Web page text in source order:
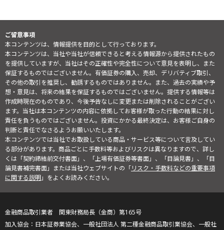
ご留意事項
本コンテンツは、情報提供を目的として行っております。
本コンテンツは、当社や当社が信頼できると考える情報源から提供されたもの
を提供していますが、当社はその正確性や完全性について意見を表明し、また
保証するものではございません。有価証券の購入、売却、デリバティブ取引、
その他の取引を推奨し、勧誘するものではありません。また、過去の実績や予
想・意見は、将来の結果を保証するものではございません。提供する情報等は
作成時現在のものであり、今後予告なしに変更または削除されることがござい
ます。当社は本コンテンツの内容に依拠してお客様が取った行動の結果に対し
責任を負うものではございません。投資にかかる最終決定は、お客様ご自身の
判断と責任でなさるようお願いいたします。
本コンテンツでは当社でお取扱している商品・サービス等について言及してい
る部分があります。商品ごとに手数料等およびリスクは異なりますので、詳し
くは「契約締結前交付書面」、「上場有価証券等書面」、「目論見書」、「目
論見書補完書面」または当社ウェブサイトの「リスク・手数料などの重要事項
に関する説明」をよくお読みください。
金融商品取引業者 関東財務局長（金商）第165号
日本証券業協会、一般社団法人 第二種金融商品取引業協会、一般社